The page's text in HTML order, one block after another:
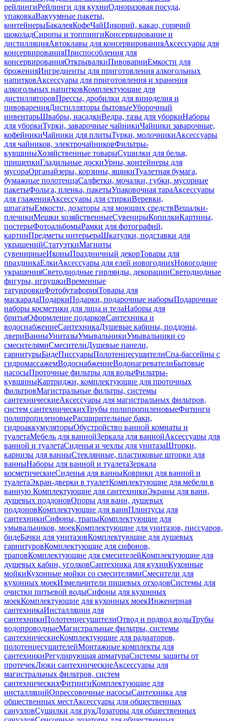
рейлингиРейлинги для кухниОдноразовая посуда,
упаковкаВакуумные пакеты,
контейнерыБакалеяКофеЧайЦикорий, какао, горячий
шоколадСиропы и топпингиКонсервирование и
дистилляцияАвтоклавы для консервированияАксессуары для
консервированияПриспособления для
консервированияОткрывалкиПивоварниЕмкости для
броженияИнгредиенты для приготовления алкогольных
напитковАксессуары для приготовления и хранения
алкогольных напитковКомплектующие для
дистилляторовПрессы, дробилки для виноделия и
пивоваренияДистилляторы бытовыеУборочный
инвентарьШвабры, насадкиВедра, тазы для уборкиНаборы
для уборкиТурки, заварочные чайникиЧайники заварочные,
кофейникиЧайники для плитыТурки, молочникиАксессуары
для чайников, электрочайниковФильтры-
кувшиныХозяйственные товарыСушилки для белья,
прищепкиГладильные доскиУрны, контейнеры для
мусораОрганайзеры, корзины, ящикиТуалетная бумага,
бумажные полотенцаСалфетки, мочалки, губки, мусорные
пакетыФольга, пленка, пакетыУпаковочная тараАксессуары
для глаженияАксессуары для стиркиВеревки,
шпагатыЕмкости, дозаторы для моющих средствВешалки-
плечикиМешки хозяйственныеСувенирыКопилкиКартины,
постерыФотоальбомыРамки для фотографий,
картинПредметы интерьераШкатулки, подставки для
украшенийСтатуэткиМагниты
сувенирныеИконыПраздничный декорТовары для
праздникаЕлкиАксессуары для елей новогоднихНовогодние
украшенияСветодиодные гирлянды, декорацииСветодиодные
фигуры, игрушкиВременные
татуировкиФотобутафорияТовары для
маскарадаПодаркиПодарки, подарочные наборыПодарочные
наборы косметики для лица и телаНаборы для
бритьяОформление подарковСантехника и
водоснабжениеСантехникаДушевые кабины, поддоны,
двериВанныУнитазыУмывальникиУмывальники со
смесителямиСмесителиДушевые панели,
гарнитурыБидеПиссуарыПолотенцесушителиСпа-бассейны с
гидромассажемВодоснабжениеВодонагревателиБытовые
насосыПроточные фильтры для водыФильтры-
кувшиныКартриджи, комплектующие для проточных
фильтровМагистральные фильтры, системы
сантехническиеАксессуары для магистральных фильтров,
систем сантехническихТрубы полипропиленовыеФитинги
полипропиленовыеРасширительные баки,
гидроаккумуляторыОбустройство ванной комнаты и
туалетаМебель для ваннойЗеркала для ваннойАксессуары для
ванной и туалетаСиденья и чехлы для унитазаШторки,
карнизы для ванныСтеклянные, пластиковые шторки для
ванныНаборы для ванной и туалетаЗеркала
косметическиеСиденья для ванныКоврики для ванной и
туалетаЭкран-дверки в туалетКомплектующие для мебели в
ванную Комплектующие для сантехникиЭкраны для ванн,
душевых поддоновОпоры для ванн, душевых
поддоновКомплектующие для ваннПлинтусы для
сантехникиСифоны, трапыКомплектующие для
умывальников, моекКомплектующие для унитазов, писсуаров,
бидеБачки для унитазовКомплектующие для душевых
гарнитуровКомплектующие для сифонов,
траповКомплектующие для смесителейКомплектующие для
душевых кабин, уголковСантехника для кухниКухонные
мойкиКухонные мойки со смесителямиСмесители для
кухонных моекИзмельчители пищевых отходовСистемы для
очистки питьевой водыСифоны для кухонных
моекКомплектующие для кухонных моекИнженерная
сантехникаИнсталляции для
сантехникиПолотенцесушителиОтвод и подвод водыТрубы
водопроводныеМагистральные фильтры, системы
сантехническиеКомплектующие для радиаторов,
полотенцесушителейМонтажные комплекты для
сантехникиРегулирующая арматураСистемы защиты от
протечекЛюки сантехническиеАксессуары для
магистральных фильтров, систем
сантехническихФитингиКомплектующие для
инсталляцийОпрессовочные насосыСантехника для
общественных местАксессуары для общественных
санузловСушилки для рукДозаторы для общественных